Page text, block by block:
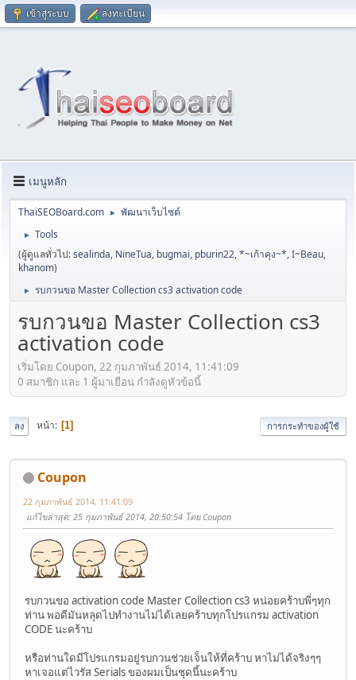
เข้าสู่ระบบ ลงทะเบียน
เมนูหลัก
ThaiSEOBoard.com ► พัฒนาเว็บไซต์
►
Tools
(ผู้ดูแลทั่วไป:sealinda, NineTua, bugmai, pburin22,*~เก้าคุง~*,I~Beau,
khanom)
► รบกวนขอ Master Collection cs3 activation code
รบกวนขอ Master Collection cs3
activation code
เริ่มโดย Coupon, 22 กุมภาพันธ์ 2014, 11:41:09
0 สมาชิก และ 1 ผู้มาเยือน กำลังดูหัวข้อนี้
ลง หน้า 1 การกระทำของผู้ใช้
Coupon
22 กุมภาพันธ์ 2014, 11:41:09
แก้ไขล่าสุด: 25 กุมภาพันธ์ 2014, 20:50:54 โดย Coupon
รบกวนขอ activation code Master Collection cs3 หน่อยคร้าบพี่ๆทุก
ท่าน พอดีมันหลุดไปทำงานไม่ได้เลยคร้าบทุกโปรแกรม activation
CODE นะคร้าบ
หรือท่านใดมีโปรแกรมอยู่รบกวนช่วยเจ็นให้ที่คร้าบ หาไม่ได้จริงๆๆ
หาเจอแต่ไวรัส Serials ของผมเป็นชุดนี้นะคร้าบ